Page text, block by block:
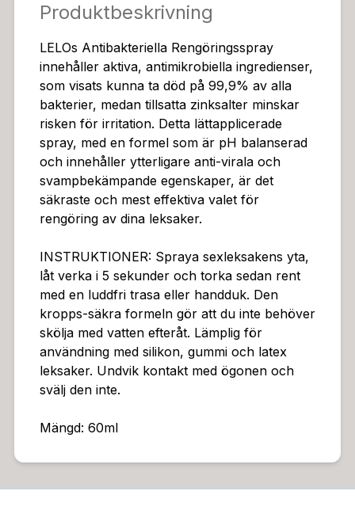
Produktbeskrivning
LELOs Antibakteriella Rengöringsspray
innehåller aktiva, antimikrobiella ingredienser,
som visats kunna ta död på 99,9% av alla
bakterier, medan tillsatta zinksalter minskar
risken för irritation. Detta lättapplicerade
spray, med en formel som är pH balanserad
och innehåller ytterligare anti-virala och
svampbekämpande egenskaper, är det
säkraste och mest effektiva valet för
rengöring av dina leksaker.
INSTRUKTIONER: Spraya sexleksakens yta,
låt verka i 5 sekunder och torka sedan rent
med en luddfri trasa eller handduk. Den
kropps-säkra formeln gör att du inte behöver
skölja med vatten efteråt. Lämplig för
användning med silikon, gummi och latex
leksaker. Undvik kontakt med ögonen och
svälj den inte.
Mängd: 60ml